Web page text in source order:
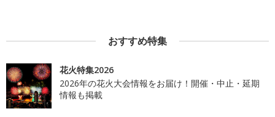
おすすめ特集
花火特集2026
2026年の花火大会情報をお届け！開催・中止・延期
情報も掲載